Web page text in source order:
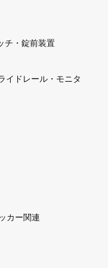
チ・錠前装置
イドレール・モニタ
カー関連